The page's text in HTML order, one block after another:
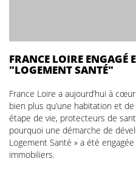
FRANCE LOIRE ENGAGÉ
"LOGEMENT SANTÉ"
France Loire a aujourd’hui à
bien plus qu’une habitation et
étape de vie, protecteurs de
pourquoi une démarche de
Logement Santé » a été
immobiliers.